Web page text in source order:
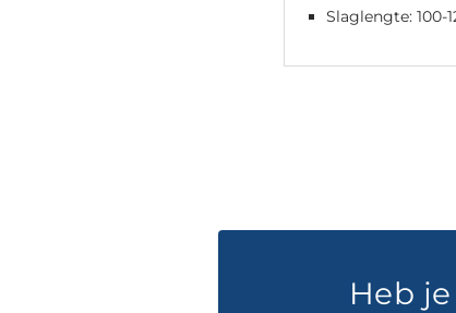
Slaglengte: 100-
Heb